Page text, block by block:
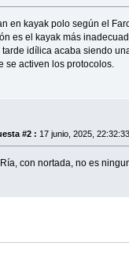
en kayak polo según el
es el kayak más
idílica acaba siendo
se activen los protocolos.
#2 : 17 junio, 2025,
con nortada, no es